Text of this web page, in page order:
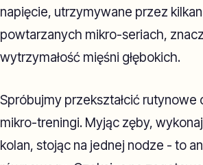
napięcie, utrzymywane przez
powtarzanych mikro-seriach,
wytrzymałość mięśni głębokich.
Spróbujmy przekształcić rutynowe
mikro-treningi. Myjąc zęby,
kolan, stojąc na jednej nodze - to